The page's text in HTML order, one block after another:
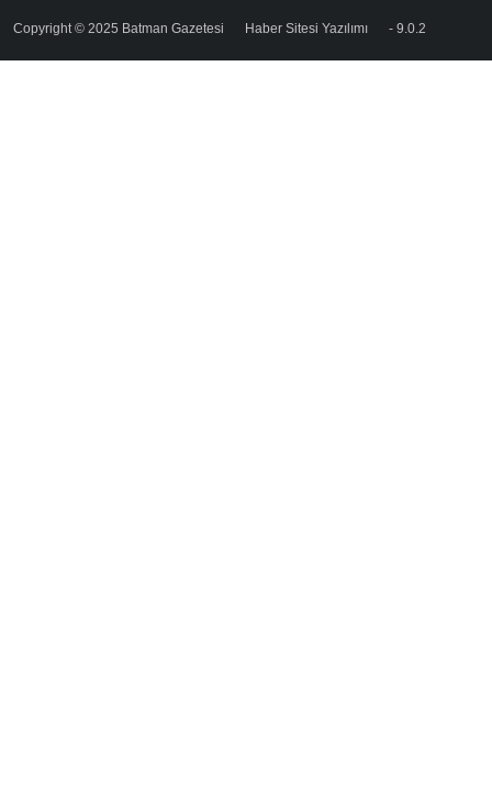
Copyright © 2025 Batman Gazetesi Haber Sitesi Yazılımı - 9.0.2